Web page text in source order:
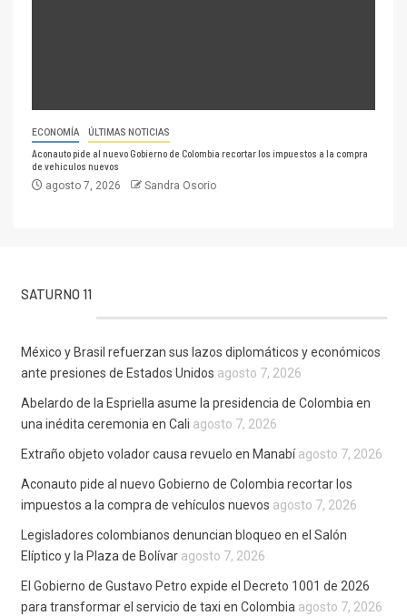
ECONOMÍA ÚLTIMAS NOTICIAS
Aconauto pide al nuevo Gobierno de Colombia recortar los impuestos a la compra
de vehículos nuevos
agosto 7, 2026 Sandra Osorio
SATURNO 11
México y Brasil refuerzan sus lazos diplomáticos y económicos
ante presiones de Estados Unidos agosto 7, 2026
Abelardo de la Espriella asume la presidencia de Colombia en
una inédita ceremonia en Cali agosto 7, 2026
Extraño objeto volador causa revuelo en Manabí agosto 7, 2026
Aconauto pide al nuevo Gobierno de Colombia recortar los
impuestos a la compra de vehículos nuevos agosto 7, 2026
Legisladores colombianos denuncian bloqueo en el Salón
Elíptico y la Plaza de Bolívar agosto 7, 2026
El Gobierno de Gustavo Petro expide el Decreto 1001 de 2026
para transformar el servicio de taxi en Colombia agosto 7, 2026